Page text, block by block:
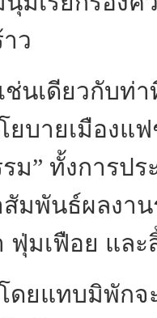
ว
ดียวกับท่าที
ยบายเมืองแ
ม” ทั้งการป
มพันธ์ผลงา
ฟุ่มเฟือย และ
ทบมิพักจะต้